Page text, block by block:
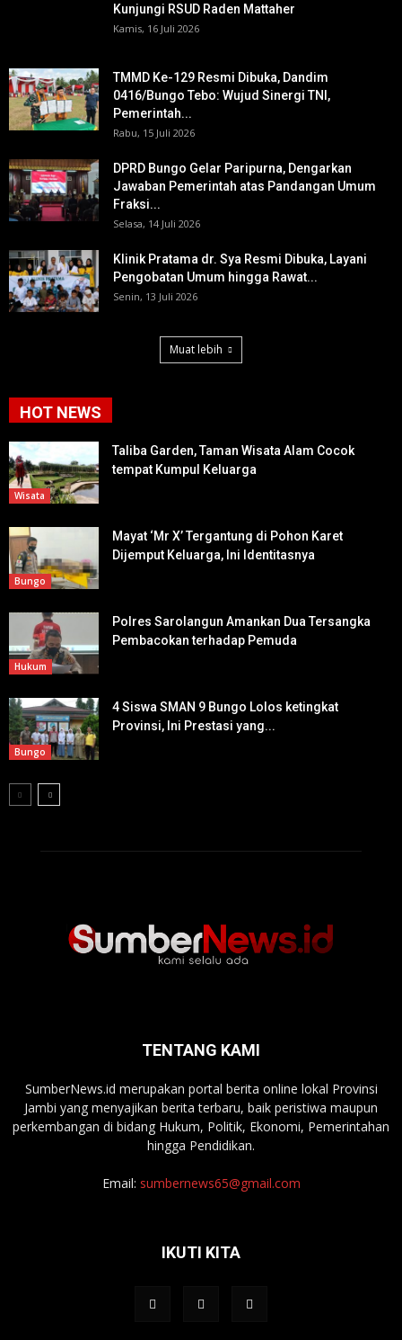
Kunjungi RSUD Raden Mattaher
Kamis, 16 Juli 2026
TMMD Ke-129 Resmi Dibuka, Dandim
0416/Bungo Tebo: Wujud Sinergi TNI,
Pemerintah...
Rabu, 15 Juli 2026
DPRD Bungo Gelar Paripurna, Dengarkan
Jawaban Pemerintah atas Pandangan Umum
Fraksi...
Selasa, 14 Juli 2026
Klinik Pratama dr. Sya Resmi Dibuka, Layani
Pengobatan Umum hingga Rawat...
Senin, 13 Juli 2026
Muat lebih
HOT NEWS
Wisata
Taliba Garden, Taman Wisata Alam Cocok
tempat Kumpul Keluarga
Bungo
Mayat ‘Mr X’ Tergantung di Pohon Karet
Dijemput Keluarga, Ini Identitasnya
Hukum
Polres Sarolangun Amankan Dua Tersangka
Pembacokan terhadap Pemuda
Bungo
4 Siswa SMAN 9 Bungo Lolos ketingkat
Provinsi, Ini Prestasi yang...
TENTANG KAMI
SumberNews.id merupakan portal berita online lokal Provinsi
Jambi yang menyajikan berita terbaru, baik peristiwa maupun
perkembangan di bidang Hukum, Politik, Ekonomi, Pemerintahan
hingga Pendidikan.
Email: sumbernews65@gmail.com
IKUTI KITA